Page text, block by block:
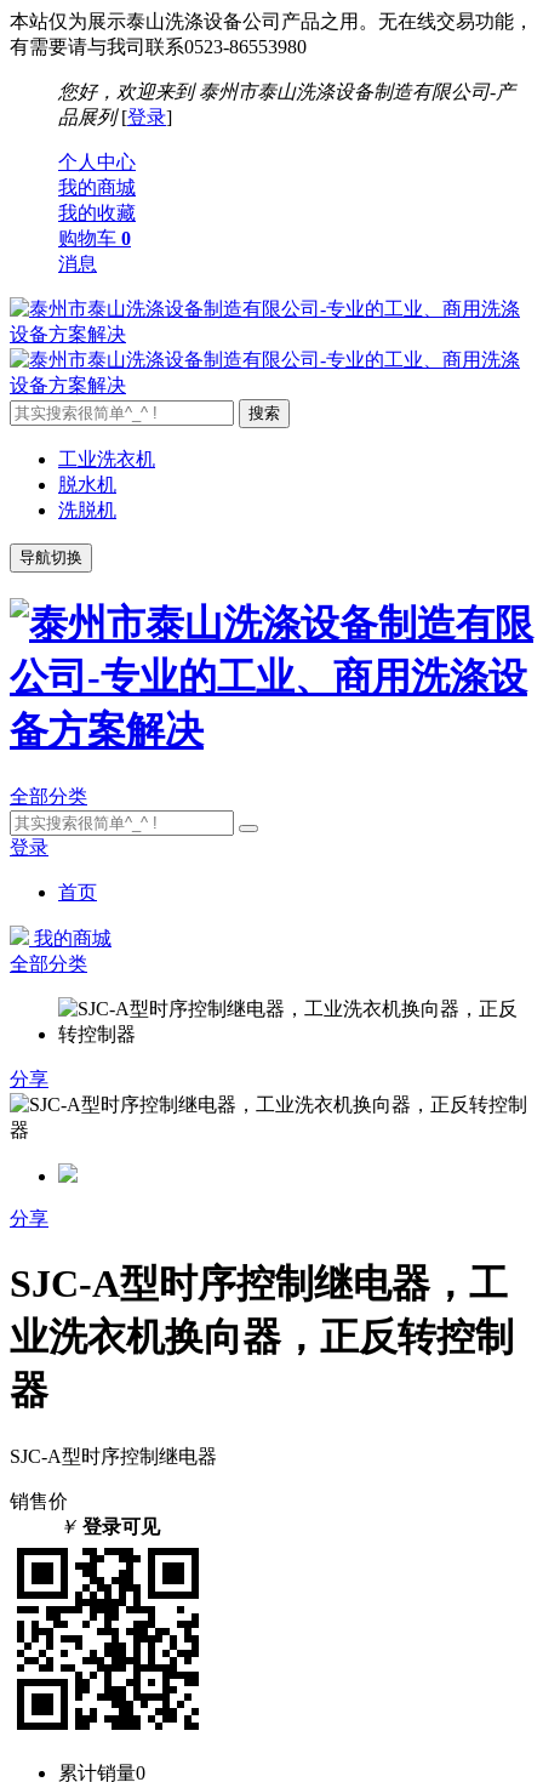
本站仅为展示泰山洗涤设备公司产品之用。无在线交易功能，
有需要请与我司联系0523-86553980
您好，欢迎来到 泰州市泰山洗涤设备制造有限公司-产
品展列[登录]
个人中心
我的商城
我的收藏
购物车 0
消息
工业洗衣机
脱水机
洗脱机
导航切换
全部分类
登录
首页
我的商城
全部分类
分享
分享
SJC-A型时序控制继电器，工
业洗衣机换向器，正反转控制
器
SJC-A型时序控制继电器
销售价
￥ 登录可见
累计销量0